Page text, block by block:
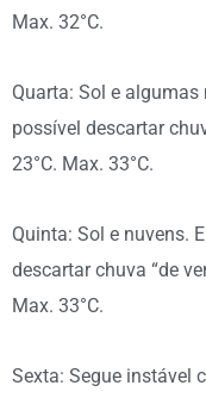
Max. 32°C.
Quarta: Sol e algumas
possível descartar
23°C. Max. 33°C.
Quinta: Sol e nuvens.
descartar chuva “de
Max. 33°C.
Sexta: Segue instável